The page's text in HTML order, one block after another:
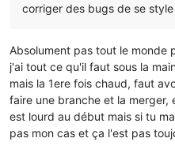
corriger des bugs de se
Absolument pas tout le monde
j'ai tout ce qu'il faut sous la
mais la 1ere fois chaud, faut
faire une branche et la
est lourd au début mais si tu
pas mon cas et ça l'est pas